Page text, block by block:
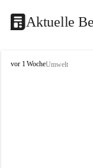
Aktuelle
V
vor 1 WocheUmwelt